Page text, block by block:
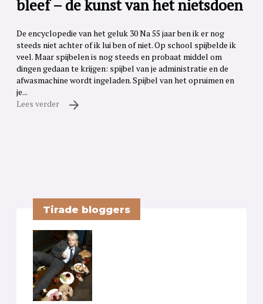
bleef – de kunst van het nietsdoen
De encyclopedie van het geluk 30 Na 55 jaar ben ik er nog
steeds niet achter of ik lui ben of niet. Op school spijbelde ik
veel. Maar spijbelen is nog steeds en probaat middel om
dingen gedaan te krijgen: spijbel van je administratie en de
afwasmachine wordt ingeladen. Spijbel van het opruimen en
je...
Lees verder
Tirade bloggers